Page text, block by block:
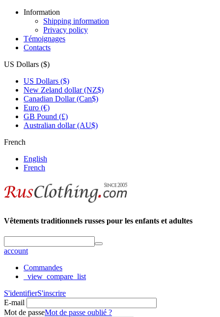
Information
Shipping information
Privacy policy
Témoignages
Contacts
US Dollars ($)
US Dollars ($)
New Zeland dollar (NZ$)
Canadian Dollar (Can$)
Euro (€)
GB Pound (£)
Australian dollar (AU$)
French
English
French
Vêtements traditionnels russes pour les enfants et adultes
account
Commandes
_view_compare_list
S'identifierS'inscrire
E-mail
Mot de passeMot de passe oublié ?